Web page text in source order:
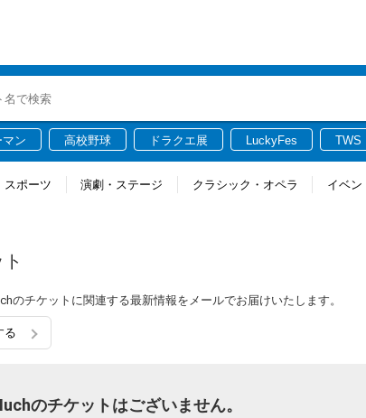
マン 高校野球 ドラクエ展 LuckyFes TWS
スポーツ 演劇・ステージ クラシック・オペラ イベン
のチケットに関連する最新情報をメールでお届けいたします。
る
のチケットはございません。